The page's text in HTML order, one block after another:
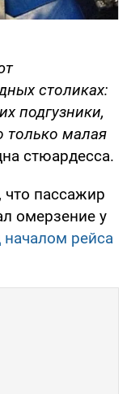
столиках:
подгузники,
только малая
стюардесса.
пассажир
омерзение у
началом рейса